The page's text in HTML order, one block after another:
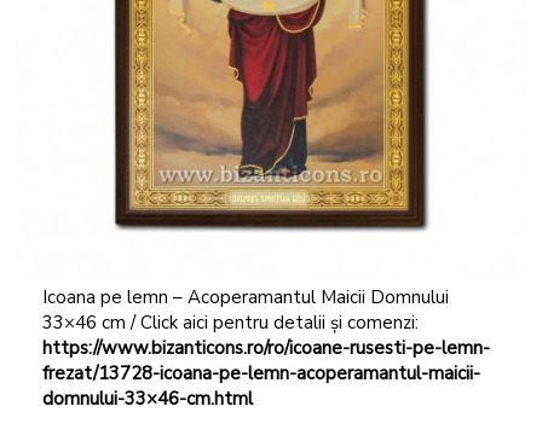
Icoana pe lemn – Acoperamantul Maicii Domnului
33×46 cm / Click aici pentru detalii și comenzi:
https://www.bizanticons.ro/ro/icoane-rusesti-pe-lemn-
frezat/13728-icoana-pe-lemn-acoperamantul-maicii-
domnului-33×46-cm.html